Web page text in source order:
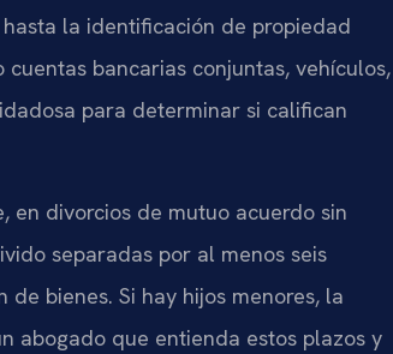
la identificación de propiedad
bancarias conjuntas, vehículos,
para determinar si califican
en divorcios de mutuo acuerdo sin
separadas por al menos seis
bienes. Si hay hijos menores, la
abogado que entienda estos plazos y